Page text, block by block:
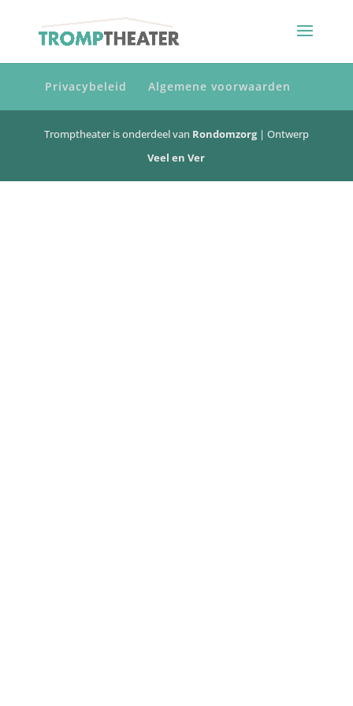
Privacybeleid Algemene voorwaarden
Tromptheater is onderdeel van Rondomzorg | Ontwerp
Veel en Ver